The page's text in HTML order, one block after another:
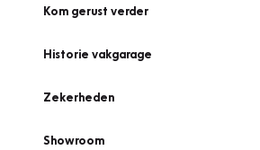
Kom gerust verder
Historie vakgarage
Zekerheden
Showroom